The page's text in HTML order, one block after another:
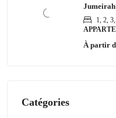
1, 2,
À partir
Catégories